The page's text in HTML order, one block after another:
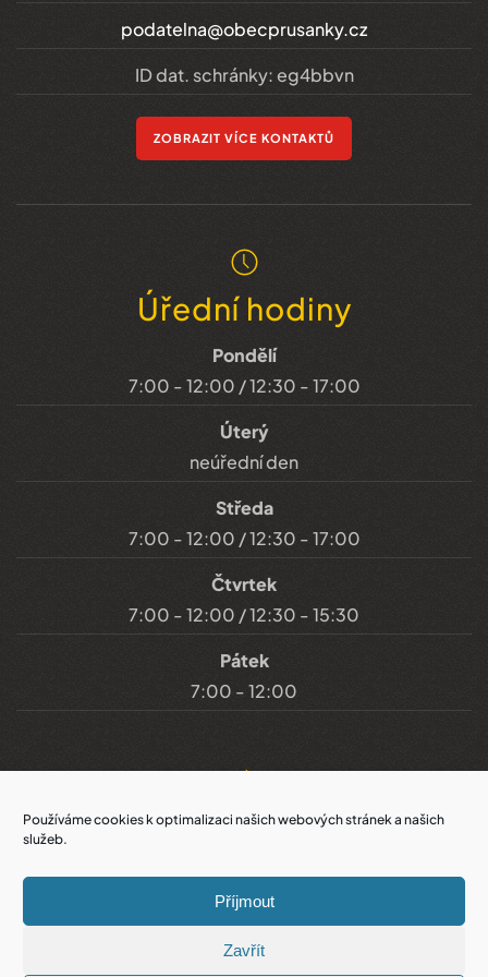
Používáme cookies k optimalizaci našich webových stránek a našich
služeb.
Příjmout
Zavřít
podatelna@obecprusanky.cz
ID dat. schránky: eg4bbvn
ZOBRAZIT VÍCE KONTAKTŮ
Úřední hodiny
Pondělí
7:00 - 12:00 / 12:30 - 17:00
Úterý
neúřední den
Středa
7:00 - 12:00 / 12:30 - 17:00
Čtvrtek
7:00 - 12:00 / 12:30 - 15:30
Pátek
7:00 - 12:00
Důležité odkazy
Prohlášení o přístupnosti